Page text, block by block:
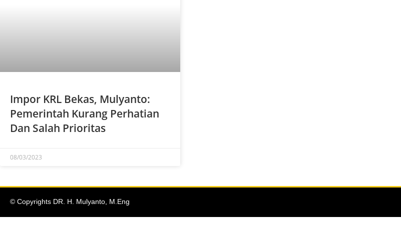
Impor KRL Bekas, Mulyanto:
Pemerintah Kurang Perhatian
Dan Salah Prioritas
08/03/2023
© Copyrights DR. H. Mulyanto, M.Eng